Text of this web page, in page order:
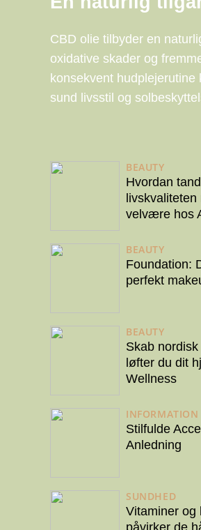
CBD olie tilbyder en
oxidative skader og
konsekvent
sund livsstil og
BEAUTY
Hvordan
velvære hos
BEAUTY
Foundation:
perfekt
BEAUTY
Skab
løfter du dit
Wellness
INFORMATION
Stilfulde
Anledning
SUNDHED
Vitaminer og